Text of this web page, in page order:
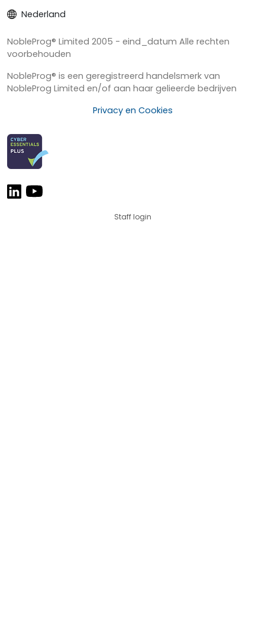
Nederland
NobleProg® Limited 2005 - eind_datum Alle rechten
voorbehouden
NobleProg® is een geregistreerd handelsmerk van
NobleProg Limited en/of aan haar gelieerde bedrijven
Privacy en Cookies
Staff login